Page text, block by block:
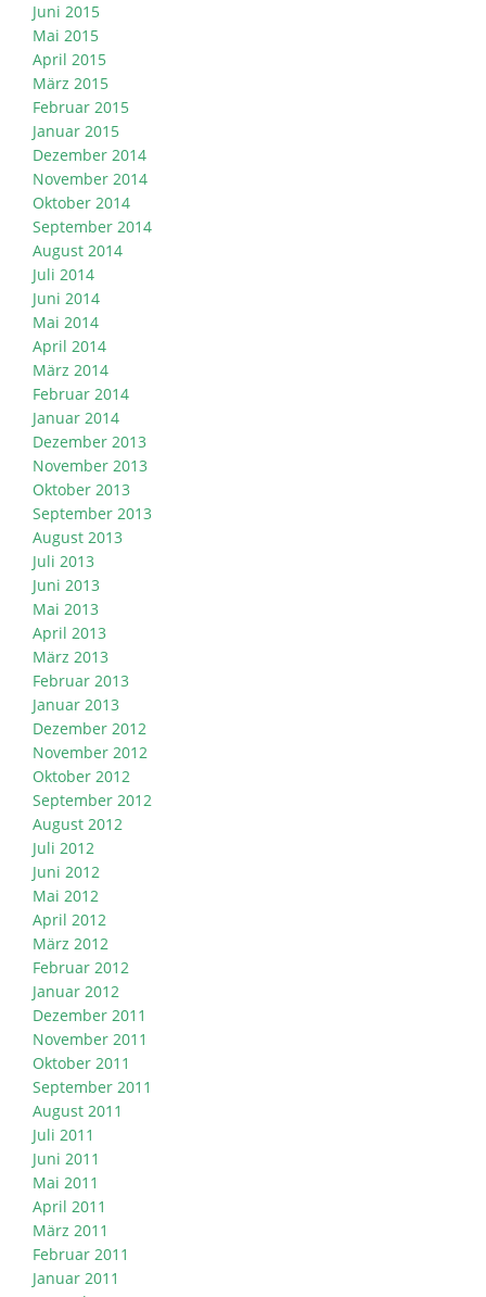
Juni 2015
Mai 2015
April 2015
März 2015
Februar 2015
Januar 2015
Dezember 2014
November 2014
Oktober 2014
September 2014
August 2014
Juli 2014
Juni 2014
Mai 2014
April 2014
März 2014
Februar 2014
Januar 2014
Dezember 2013
November 2013
Oktober 2013
September 2013
August 2013
Juli 2013
Juni 2013
Mai 2013
April 2013
März 2013
Februar 2013
Januar 2013
Dezember 2012
November 2012
Oktober 2012
September 2012
August 2012
Juli 2012
Juni 2012
Mai 2012
April 2012
März 2012
Februar 2012
Januar 2012
Dezember 2011
November 2011
Oktober 2011
September 2011
August 2011
Juli 2011
Juni 2011
Mai 2011
April 2011
März 2011
Februar 2011
Januar 2011